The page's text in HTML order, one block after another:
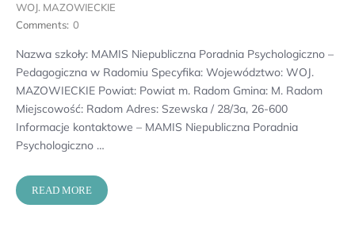
WOJ. MAZOWIECKIE
Comments: 0
Nazwa szkoły: MAMIS Niepubliczna Poradnia Psychologiczno –
Pedagogiczna w Radomiu Specyfika: Województwo: WOJ.
MAZOWIECKIE Powiat: Powiat m. Radom Gmina: M. Radom
Miejscowość: Radom Adres: Szewska / 28/3a, 26-600
Informacje kontaktowe – MAMIS Niepubliczna Poradnia
Psychologiczno …
READ MORE